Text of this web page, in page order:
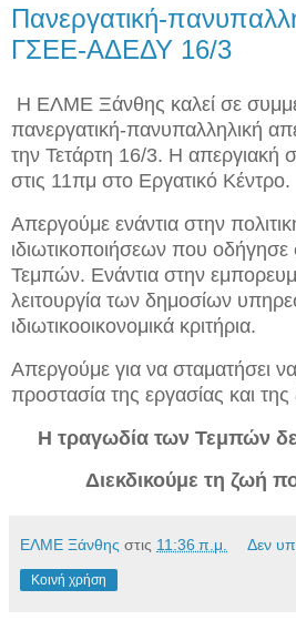
Πανεργατική-
ΓΣΕΕ-ΑΔΕΔΥ 16/3
Η ΕΛΜΕ Ξάνθης καλεί σε
πανεργατική-πανυπαλληλική
την Τετάρτη 16/3. Η απεργιακή
στις 11πμ στο Εργατικό Κέντρο.
Απεργούμε ενάντια στην
ιδιωτικοποιήσεων που
Τεμπών. Ενάντια στην
λειτουργία των δημοσίων
ιδιωτικοοικονομικά κριτήρια.
Απεργούμε για να σταματήσει να
προστασία της εργασίας και
Η τραγωδία των Τεμπών
Διεκδικούμε τη ζωή
ΕΛΜΕ Ξάνθης στις 11:36 π.μ. Δεν
Κοινή χρήση